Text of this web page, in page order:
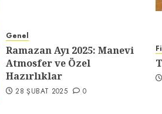
Genel
Ramazan Ayı 2025: Manevi
Atmosfer ve Özel
Hazırlıklar
28 ŞUBAT 2025 0